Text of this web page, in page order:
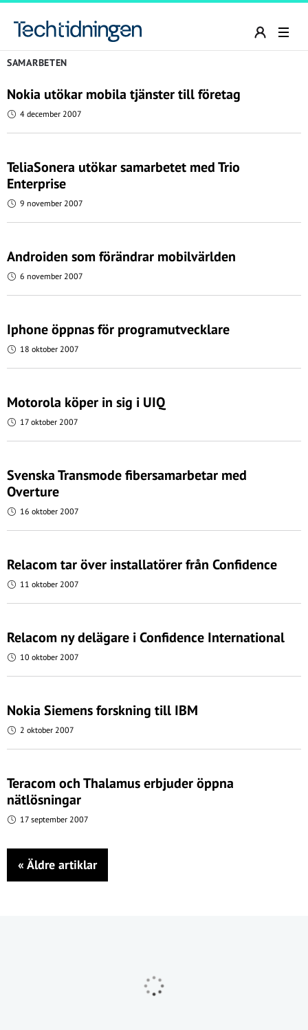
SAMARBETEN
Nokia utökar mobila tjänster till företag
4 december 2007
TeliaSonera utökar samarbetet med Trio
Enterprise
9 november 2007
Androiden som förändrar mobilvärlden
6 november 2007
Iphone öppnas för programutvecklare
18 oktober 2007
Motorola köper in sig i UIQ
17 oktober 2007
Svenska Transmode fibersamarbetar med
Overture
16 oktober 2007
Relacom tar över installatörer från Confidence
11 oktober 2007
Relacom ny delägare i Confidence International
10 oktober 2007
Nokia Siemens forskning till IBM
2 oktober 2007
Teracom och Thalamus erbjuder öppna
nätlösningar
17 september 2007
« Äldre artiklar